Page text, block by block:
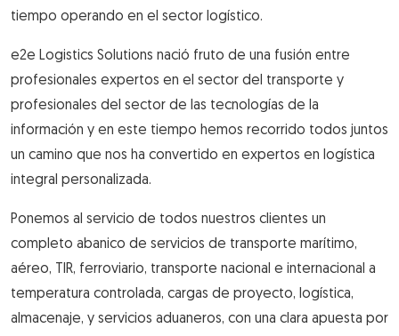
tiempo operando en el sector logístico.
e2e Logistics Solutions nació fruto de una fusión entre
profesionales expertos en el sector del transporte y
profesionales del sector de las tecnologías de la
información y en este tiempo hemos recorrido todos juntos
un camino que nos ha convertido en expertos en logística
integral personalizada.
Ponemos al servicio de todos nuestros clientes un
completo abanico de servicios de transporte marítimo,
aéreo, TIR, ferroviario, transporte nacional e internacional a
temperatura controlada, cargas de proyecto, logística,
almacenaje, y servicios aduaneros, con una clara apuesta por